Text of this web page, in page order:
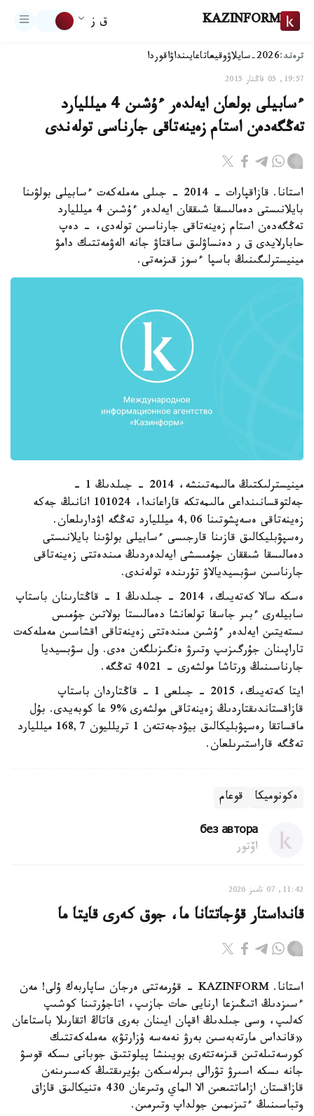
KAZINFORM ق ز
ترەند:2026-سايلاۋ وقيعاتاعايىنداۋاقوردا
19:57, 05 قاڭتار 2015
ءسابيلى بولعان ايەلدەر ءۇشىن 4 ميلليارد
تەڭگەدەن استام زەينەتاقى جارناسى تولەندى
استانا. قازاقپارات - 2014 - جىلى مەملەكەت ءسابيلى بولۋىنا
بايلانىستى دەمالىسقا شىققان ايەلدەر ءۇشىن 4 ميلليارد
تەڭگەدەن استام زەينەتاقى جارناسىن تولەدى، - دەپ
حابارلايدى ق ر دەنساۋلىق ساقتاۋ جانە الەۋمەتتىك دامۋ
مينيسترلىگىنىڭ باسپا ءسوز قىزمەتى.
مينيسترلىكتىڭ مالىمەتىنشە، 2014 - جىلدىڭ 1 -
جەلتوقسانىنداعى مالىمەتكە قاراعاندا، 101024 انانىڭ جەكە
زەينەتاقى ەسەپشوتىنا 4,06 ميلليارد تەڭگە اۋدارىلعان.
رەسپۋبليكالىق قازىنا قارجىسى ءسابيلى بولۋىنا بايلانىستى
دەمالىسقا شىققان جۇمىسشى ايەلدەردىڭ مىندەتتى زەينەتاقى
جارناسىن سۋبسيديالاۋ تۇرىندە تولەندى.
ەسكە سالا كەتەيىك، 2014 - جىلدىڭ 1 - قاڭتارىنان باستاپ
سابيلەرى ءبىر جاسقا تولعانشا دەمالىستا بولاتىن جۇمىس
ىستەيتىن ايەلدەر ءۇشىن مىندەتتى زەينەتاقى اقشاسىن مەملەكەت
تاراپىنان جۇرگىزىپ وتىرۋ ەنگىزىلگەن ەدى. ول سۋبسيديا
جارناسىنىڭ ورتاشا مولشەرى - 4021 تەڭگە.
ايتا كەتەيىك، 2015 - جىلعى 1 - قاڭتاردان باستاپ
قازاقستاندىقتاردىڭ زەينەتاقى مولشەرى %9 عا كوبەيدى. بۇل
ماقساتقا رەسپۋبليكالىق بيۋدجەتتەن 1 تريلليون 168,7 ميلليارد
تەڭگە قاراستىرىلعان.
ەكونوميكا قوعام
без автора
اۆتور
11:42, 07 تامىز 2026
قانداستار قۇجاتتانا ما، جوق كەرى قايتا ما
استانا. KAZINFORM - قۇرمەتتى ەرجان ساپاربەك ۇلى! مەن
ءسىزدىڭ اتىڭىزعا ارنايى حات جازىپ، اتاجۇرتىنا كوشىپ
كەلىپ، وسى جىلدىڭ اقپان ايىنان بەرى قاتاڭ اتقارىلا باستاعان
«قانداس مارتەبەسىن بەرۋ نەمەسە ۇزارتۋ» مەملەكەتتىك
كورسەتىلەتىن قىزمەتتەرى بويىنشا پيلوتتىق جوبانى ىسكە قوسۋ
جانە ىسكە اسىرۋ تۋرالى بىرلەسكەن بۇيرىقتىڭ كەسىرىنەن
قازاقستان ازاماتتىعىن الا الماي وتىرعان 430 ەتنيكالىق قازاق
وتباسىنىڭ ءتىزىمىن جولداپ وتىرمىن.